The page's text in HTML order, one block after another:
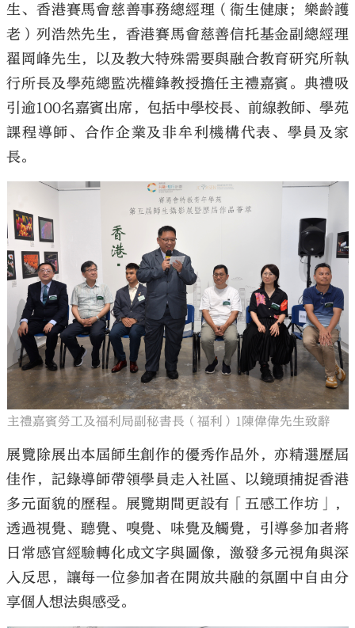
生、香港賽馬會慈善事務總經理（衞生健康；樂齡護
老）列浩然先生，香港賽馬會慈善信托基金副總經理
翟岡峰先生，以及教大特殊需要與融合教育研究所執
行所長及學苑總監冼權鋒教授擔任主禮嘉賓。典禮吸
引逾100名嘉賓出席，包括中學校長、前線教師、學苑
課程導師、合作企業及非牟利機構代表、學員及家
長。
主禮嘉賓勞工及福利局副秘書長（福利）1陳偉偉先生致辭
展覽除展出本屆師生創作的優秀作品外，亦精選歷屆
佳作，記錄導師帶領學員走入社區、以鏡頭捕捉香港
多元面貌的歷程。展覽期間更設有「五感工作坊」，
透過視覺、聽覺、嗅覺、味覺及觸覺，引導參加者將
日常感官經驗轉化成文字與圖像，激發多元視角與深
入反思，讓每一位參加者在開放共融的氛圍中自由分
享個人想法與感受。